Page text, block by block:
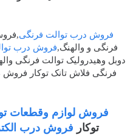
فروش درب توالت فرنگی
فرنگی و والهنگ,فروش درب
دوبل وهیدرولیک توالت فرنگی
فرنگی فلاش تانک توکار فروش
فروش لوازم وقطعات
توکار فروش درب